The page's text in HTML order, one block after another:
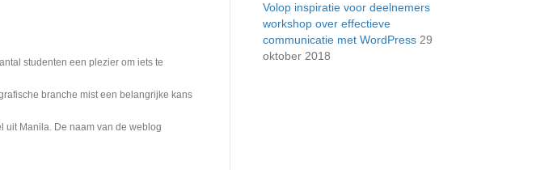
studenten een plezier om iets te
branche mist een belangrijke kans
uit Manila. De naam van de weblog
Volop inspiratie voor deelnemers
workshop over effectieve
communicatie met WordPress 29
oktober 2018